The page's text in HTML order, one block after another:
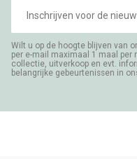
mailadres
Wilt u op de hoogte blijven van
per e-mail maximaal 1 maal per
collectie, uitverkoop en evt.
belangrijke gebeurtenissen in